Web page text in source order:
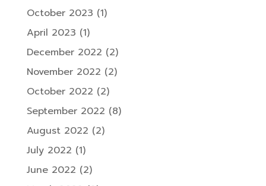
October 2023 (1)
April 2023 (1)
December 2022 (2)
November 2022 (2)
October 2022 (2)
September 2022 (8)
August 2022 (2)
July 2022 (1)
June 2022 (2)